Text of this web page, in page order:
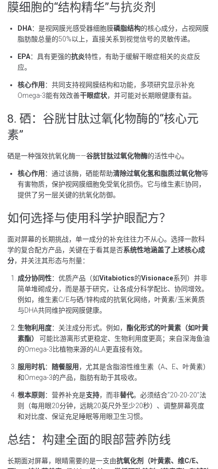
膜细胞的“结构精华”与抗炎剂
DHA：是视网膜光感受器细胞膜磷脂结构的核心成分，占视网膜
脂肪酸总量的50%以上，直接关系到视觉信号的灵敏传递。
EPA：具有更强的抗炎特性，有助于缓解干眼症相关的炎症反
应。
核心作用 ：共同支持视网膜结构和功能，多项研究显示补充
Omega-3能有效改善干眼症状，并可能对长期眼健康有益。
8. 硒：谷胱甘肽过氧化物酶的“核心元
素”
硒是一种强效抗氧化酶——谷胱甘肽过氧化物酶的活性中心。
核心作用 ：通过该酶，硒能帮助清除过氧化氢和脂质过氧化物等
有害物质，保护视网膜细胞免受氧化损伤。它与维生素E协同，
提供了另一层关键的抗氧化防御。
如何选择与使用科学护眼配方？
面对屏幕的长期挑战，单一成分的补充往往力不从心。选择一款科
学的复合配方产品，关键在于看其是否系统性地涵盖了上述核心成
分，并关注其形态与剂量：
成分协同性：优质产品（如Vitabiotics的Visionace系列）并非
简单堆砌成分，而是基于研究，让各成分科学配比、协同增效。
例如，维生素C/E与硒/锌构成的抗氧化网络，叶黄素/玉米黄质
与DHA共同维护视网膜健康。
生物利用度：关注成分形式。例如， 酯化形式的叶黄素（如叶黄
素酯）
可能比游离形式更稳定、生物利用度更高；来自深海鱼油
的Omega-3比植物来源的ALA更直接有效。
服用时机： 随餐服用 ，尤其是含脂溶性维生素（A、E、叶黄素）
和Omega-3的产品，脂肪有助于其吸收。
根本原则 ：营养补充是支持，而非替代。必须结合“20-20-20”法
则（每用眼20分钟，远眺20英尺外至少20秒）、调整屏幕亮度
和对比度、保证充足睡眠等用眼卫生习惯。
总结：构建全面的眼部营养防线
长期面对屏幕，眼睛需要的是一支由抗氧化剂（叶黄素、维C/E、